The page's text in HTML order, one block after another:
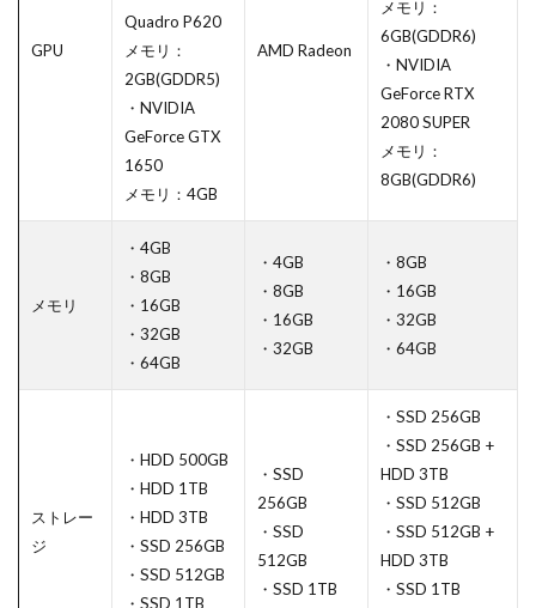
GPU
Quadro P620
メモリ：
2GB(GDDR5)
・NVIDIA
GeForce GTX
1650
メモリ：4GB
AMD Radeon
メモリ：
6GB(GDDR6)
・NVIDIA
GeForce RTX
2080 SUPER
メモリ：
8GB(GDDR6)
メモリ
・4GB
・8GB
・16GB
・32GB
・64GB
・4GB
・8GB
・16GB
・32GB
・8GB
・16GB
・32GB
・64GB
ストレー
ジ
・HDD 500GB
・HDD 1TB
・HDD 3TB
・SSD 256GB
・SSD 512GB
・SSD 1TB
・SSD
256GB
・SSD
512GB
・SSD 1TB
・SSD 256GB
・SSD 256GB +
HDD 3TB
・SSD 512GB
・SSD 512GB +
HDD 3TB
・SSD 1TB